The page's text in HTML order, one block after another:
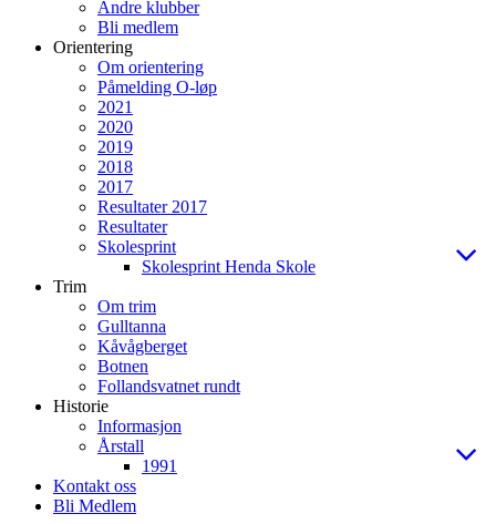
Andre klubber
Bli medlem
Orientering
Om orientering
Påmelding O-løp
2021
2020
2019
2018
2017
Resultater 2017
Resultater
Skolesprint
Skolesprint Henda Skole
Trim
Om trim
Gulltanna
Kåvågberget
Botnen
Follandsvatnet rundt
Historie
Informasjon
Årstall
1991
Kontakt oss
Bli Medlem